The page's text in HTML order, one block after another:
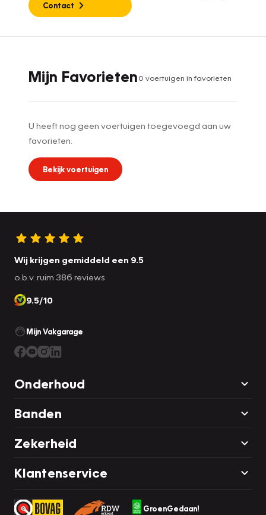
Contact
Mijn Favorieten0 voertuigen in favorieten
U heeft nog geen voertuigen toegevoegd aan uw
favorieten.
Bekijk voertuigen
Wij krijgen gemiddeld een 9.5
o.b.v. ruim 386 reviews
9.5/10
Mijn Vakgarage
Onderhoud
Banden
Zekerheid
Klantenservice
GroenGedaan!